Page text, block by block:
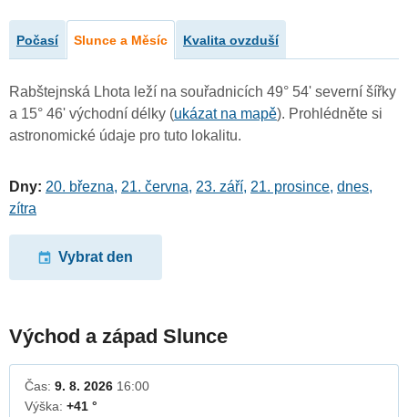
Počasí Slunce a Měsíc Kvalita ovzduší
Rabštejnská Lhota leží na souřadnicích 49° 54' severní šířky
a 15° 46' východní délky (ukázat na mapě). Prohlédněte si
astronomické údaje pro tuto lokalitu.
Dny: 20. března, 21. června, 23. září, 21. prosince, dnes,
zítra
Vybrat den
Východ a západ Slunce
Čas: 9. 8. 2026 16:00
Výška: +41 °